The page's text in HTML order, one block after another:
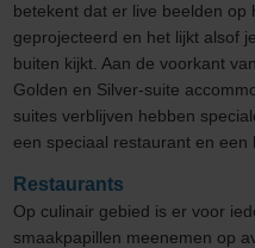
betekent dat er live beelden
geprojecteerd en het lijkt alsof
buiten kijkt. Aan de voorkant
Golden en Silver-suite
suites verblijven hebben
een speciaal restaurant en een
Restaurants
Op culinair gebied is er voor
smaakpapillen meenemen op